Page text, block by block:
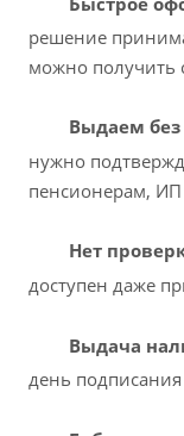
решение
можно получить
Выдаем
нужно
пенсионерам,
Нет
доступен даже
Выдача
день подписания